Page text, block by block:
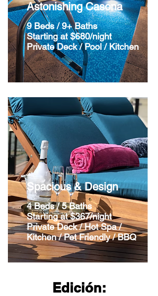
Astonishing Casona
9 Beds / 9+ Baths
Starting at $680/night
Private Deck / Pool / Kitchen
Spacious & Design
4 Beds / 5 Baths
Starting at $367/night
Private Deck / Hot Spa /
Kitchen / Pet Friendly / BBQ
Edición: